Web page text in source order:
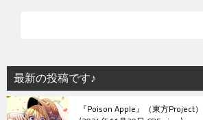
シ
ョ
ン
最新の投稿です♪
『Poison Apple』（東方Project